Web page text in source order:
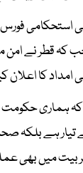
استحکامی
جب کہ قطر نے
کا اعلان
کہ ہماری
ہے بلکہ
میں بھی عملی